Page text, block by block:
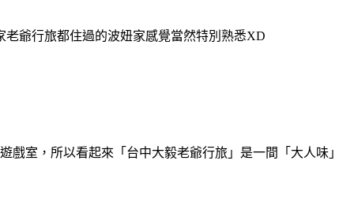
爺行旅都住過的波妞家感覺當然特別熟悉XD
室，所以看起來「台中大毅老爺行旅」是一間「大人味」